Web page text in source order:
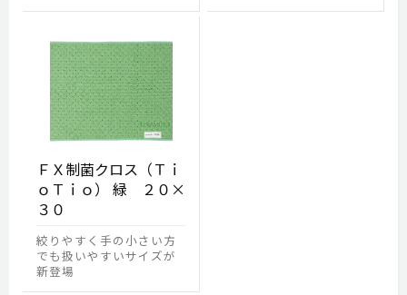
ＦＸ制菌クロス（Ｔｉ
ｏＴｉｏ） 緑 ２０×
３０
絞りやすく手の小さい方
でも扱いやすいサイズが
新登場